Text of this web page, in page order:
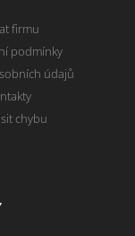
firmu
podmínky
údajů
chybu